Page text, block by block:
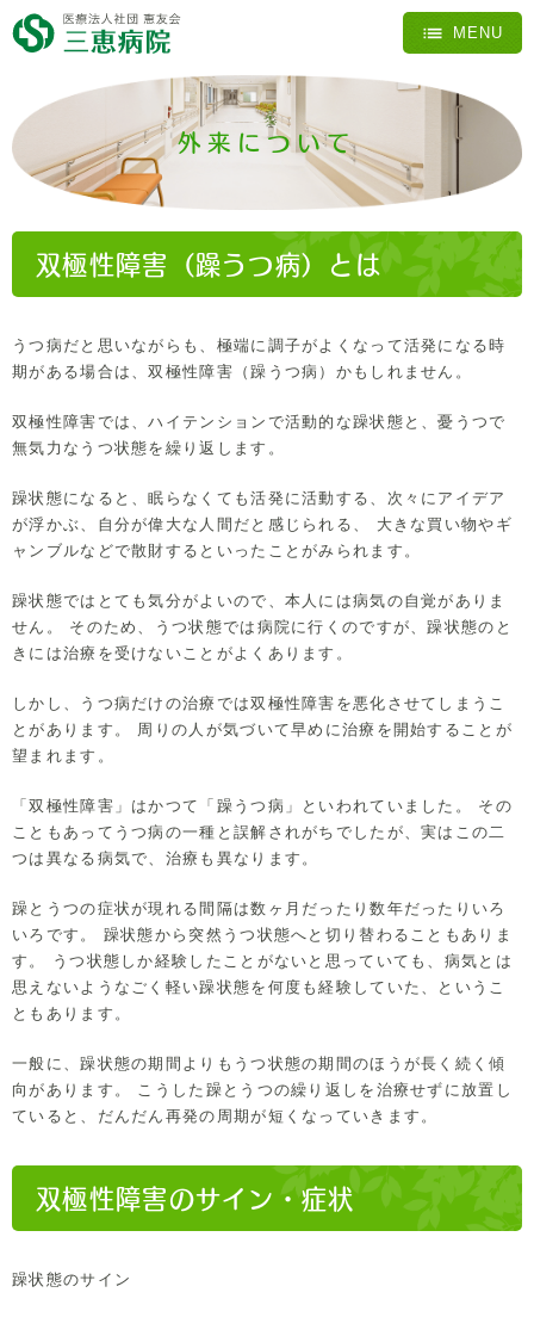
外来について
双極性障害（躁うつ病）とは
うつ病だと思いながらも、極端に調子がよくなって活発になる時
期がある場合は、双極性障害（躁うつ病）かもしれません。
双極性障害では、ハイテンションで活動的な躁状態と、憂うつで
無気力なうつ状態を繰り返します。
躁状態になると、眠らなくても活発に活動する、次々にアイデア
が浮かぶ、自分が偉大な人間だと感じられる、 大きな買い物やギ
ャンブルなどで散財するといったことがみられます。
躁状態ではとても気分がよいので、本人には病気の自覚がありま
せん。 そのため、うつ状態では病院に行くのですが、躁状態のと
きには治療を受けないことがよくあります。
しかし、うつ病だけの治療では双極性障害を悪化させてしまうこ
とがあります。 周りの人が気づいて早めに治療を開始することが
望まれます。
「双極性障害」はかつて「躁うつ病」といわれていました。 その
こともあってうつ病の一種と誤解されがちでしたが、実はこの二
つは異なる病気で、治療も異なります。
躁とうつの症状が現れる間隔は数ヶ月だったり数年だったりいろ
いろです。 躁状態から突然うつ状態へと切り替わることもありま
す。 うつ状態しか経験したことがないと思っていても、病気とは
思えないようなごく軽い躁状態を何度も経験していた、というこ
ともあります。
一般に、躁状態の期間よりもうつ状態の期間のほうが長く続く傾
向があります。 こうした躁とうつの繰り返しを治療せずに放置し
ていると、だんだん再発の周期が短くなっていきます。
双極性障害のサイン・症状
躁状態のサイン